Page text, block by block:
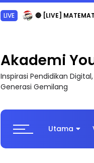
LIVE 🔴 [LIVE]
Akademi
Inspirasi Pendidikan
Generasi Gemilang
Utama